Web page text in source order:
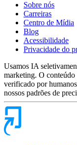
Sobre nós
Carreiras
Centro de Mídia
Blog
Acessibilidade
Privacidade do
Usamos IA
marketing. O
verificado por
nossos padrões de